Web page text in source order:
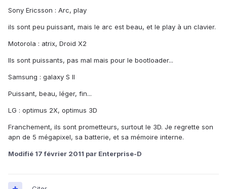
Sony Ericsson : Arc, play
ils sont peu puissant, mais le arc est beau, et le play à un clavier.
Motorola : atrix, Droid X2
Ils sont puissants, pas mal mais pour le bootloader...
Samsung : galaxy S II
Puissant, beau, léger, fin...
LG : optimus 2X, optimus 3D
Franchement, ils sont prometteurs, surtout le 3D. Je regrette son
apn de 5 mégapixel, sa batterie, et sa mémoire interne.
Modifié 17 février 2011 par Enterprise-D